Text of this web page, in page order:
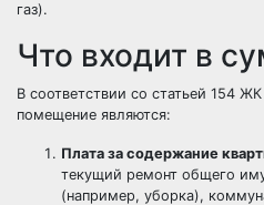
газ).
Что входит в
В соответствии со статьей 154
помещение являются:
Плата за содержание
текущий ремонт общего
(например, уборка),